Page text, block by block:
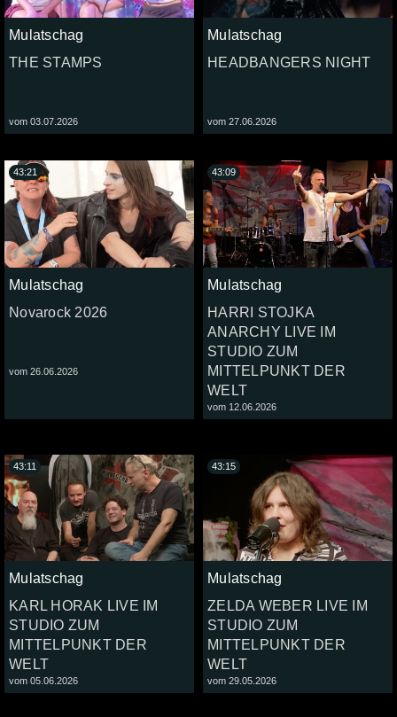
Mulatschag
THE STAMPS
vom 03.07.2026
Mulatschag
HEADBANGERS NIGHT
vom 27.06.2026
Mulatschag
Novarock 2026
vom 26.06.2026
43:21
Mulatschag
HARRI STOJKA
ANARCHY LIVE IM
STUDIO ZUM
MITTELPUNKT DER
WELT
vom 12.06.2026
43:09
Mulatschag
KARL HORAK LIVE IM
STUDIO ZUM
MITTELPUNKT DER
WELT
vom 05.06.2026
43:11
Mulatschag
ZELDA WEBER LIVE IM
STUDIO ZUM
MITTELPUNKT DER
WELT
vom 29.05.2026
43:15